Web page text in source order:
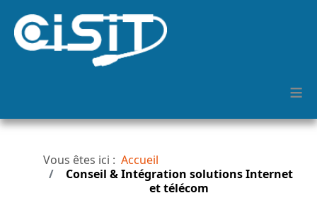
≡
Vous êtes ici : Accueil
Conseil & Intégration solutions Internet
et télécom